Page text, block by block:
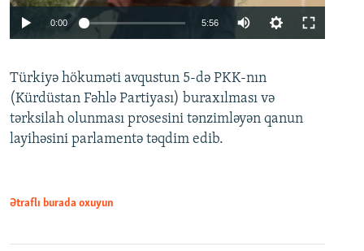
Auto 240p 360p 480p
720p 1080p
0:00 5:56
360p
480p
Türkiyə hökuməti avqustun 5-də PKK-nın
(Kürdüstan Fəhlə Partiyası) buraxılması və
tərksilah olunması prosesini tənzimləyən qanun
layihəsini parlamentə təqdim edib.
Ətraflı burada oxuyun